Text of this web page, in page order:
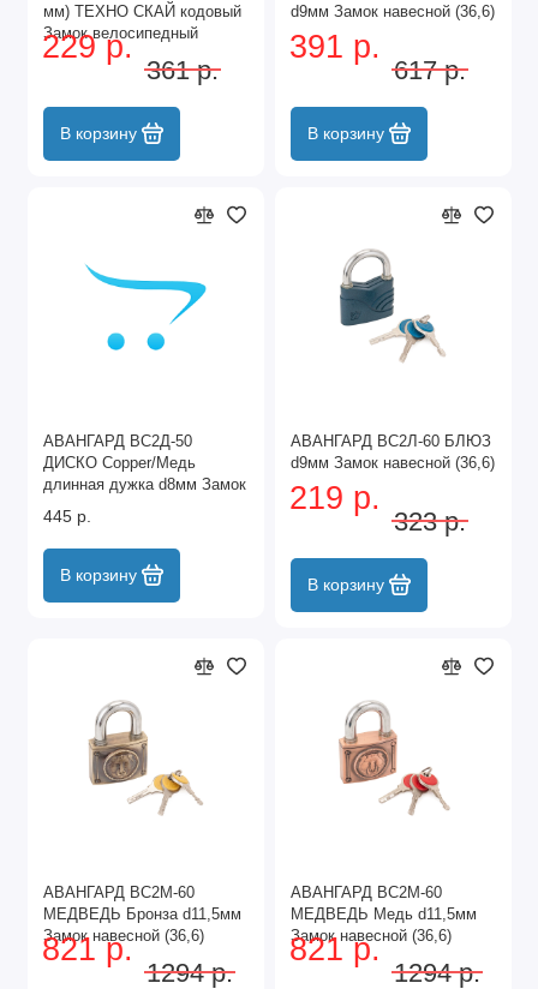
мм) ТЕХНО СКАЙ кодовый
Замок велосипедный
тросовый (60,10)
229 р.
361 р.
В корзину
d9мм Замок навесной (36,6)
391 р.
617 р.
В корзину
АВАНГАРД ВС2Д-50
ДИСКО Copper/Медь
длинная дужка d8мм Замок
навесной (48,6)
445 р.
В корзину
АВАНГАРД ВС2Л-60 БЛЮЗ
d9мм Замок навесной (36,6)
219 р.
323 р.
В корзину
АВАНГАРД ВС2М-60
МЕДВЕДЬ Бронза d11,5мм
Замок навесной (36,6)
821 р.
1294 р.
АВАНГАРД ВС2М-60
МЕДВЕДЬ Медь d11,5мм
Замок навесной (36,6)
821 р.
1294 р.